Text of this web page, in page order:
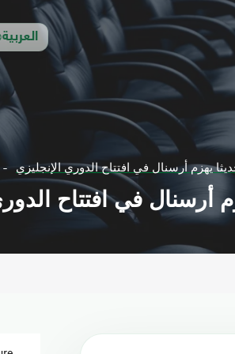
العربية
يهزم أرسنال في افتتاح الدوري الإنجليزي
أرسنال في افتتاح